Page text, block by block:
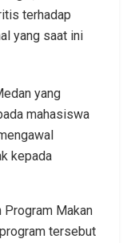
terhadap
yang saat ini
yang
mahasiswa
kepada
Program Makan
tersebut